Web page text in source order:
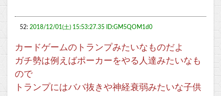
52: 2018/12/01(土) 15:53:27.35 ID:GM5QOM1d0
カードゲームのトランプみたいなものだよ
ガチ勢は例えばポーカーをやる人達みたいなも
ので
トランプにはババ抜きや神経衰弱みたいな子供